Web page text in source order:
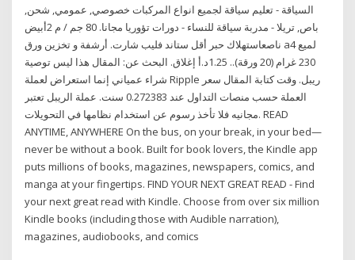
السياقة - تعليم سياقة لجميع انواع المركبات خصوصي, عمومي, شحن,
باص, تريلا - مدربة سياقة للنساء - دورات تؤوريا مجانا. 80 جم / م 2أبيض
ناصعاستهلاك حبر أقل ستاند فليب شارت. أرشفة و تخزين ورق a4 لميع
230 غرام (20 ورقة).. 1.25د.أ إغلاق. البحث عن: المقال هذا ليس توصية
شراء عمياني إنما استعراض لعملة Ripple ريبل. وقت كتابة المقال سعر
العملة حسب منصات التداول عند 0.272383 سنت. عملة الريبل تعتبر
مجانيه فلا تأخذ رسوم عن استخدام نظامها في التحويلات. READ
ANYTIME, ANYWHERE On the bus, on your break, in your bed—
never be without a book. Built for book lovers, the Kindle app
puts millions of books, magazines, newspapers, comics, and
manga at your fingertips. FIND YOUR NEXT GREAT READ - Find
your next great read with Kindle. Choose from over six million
Kindle books (including those with Audible narration),
magazines, audiobooks, and comics